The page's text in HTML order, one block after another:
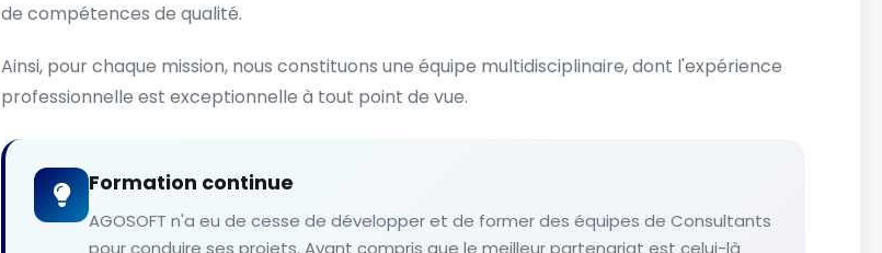
de compétences de qualité.
Ainsi, pour chaque mission, nous constituons une équipe multidisciplinaire, dont l'expérience
professionnelle est exceptionnelle à tout point de vue.
Formation continue
AGOSOFT n'a eu de cesse de développer et de former des équipes de Consultants
pour conduire ses projets. Ayant compris que le meilleur partenariat est celui-là